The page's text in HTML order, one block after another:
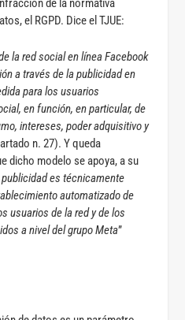
el RGPD. Dice el TJUE:
la red social en línea Facebook
a través de la publicidad en
para los usuarios
en función, en particular, de
intereses, poder adquisitivo y
n. 27). Y queda
dicho modelo se apoya, a su
publicidad es técnicamente
automatizado de
usuarios de la red y de los
a nivel del grupo Meta”